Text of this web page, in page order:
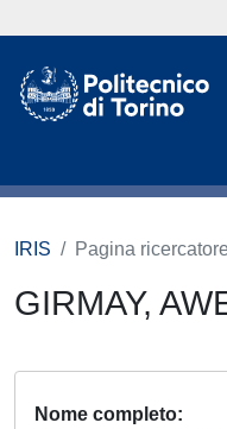
IRIS Pagina
GIRMAY,
Nome completo